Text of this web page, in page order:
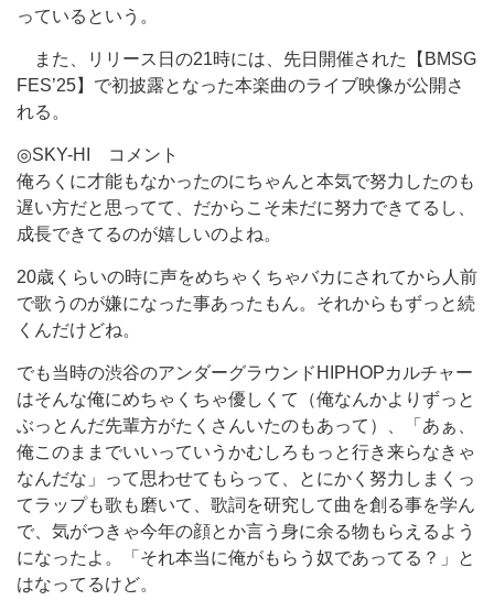
っているという。
また、リリース日の21時には、先日開催された【BMSG
FES’25】で初披露となった本楽曲のライブ映像が公開さ
れる。
◎SKY-HI コメント
俺ろくに才能もなかったのにちゃんと本気で努力したのも
遅い方だと思ってて、だからこそ未だに努力できてるし、
成長できてるのが嬉しいのよね。
20歳くらいの時に声をめちゃくちゃバカにされてから人前
で歌うのが嫌になった事あったもん。それからもずっと続
くんだけどね。
でも当時の渋谷のアンダーグラウンドHIPHOPカルチャー
はそんな俺にめちゃくちゃ優しくて（俺なんかよりずっと
ぶっとんだ先輩方がたくさんいたのもあって）、「あぁ、
俺このままでいいっていうかむしろもっと行き来らなきゃ
なんだな」って思わせてもらって、とにかく努力しまくっ
てラップも歌も磨いて、歌詞を研究して曲を創る事を学ん
で、気がつきゃ今年の顔とか言う身に余る物もらえるよう
になったよ。「それ本当に俺がもらう奴であってる？」と
はなってるけど。